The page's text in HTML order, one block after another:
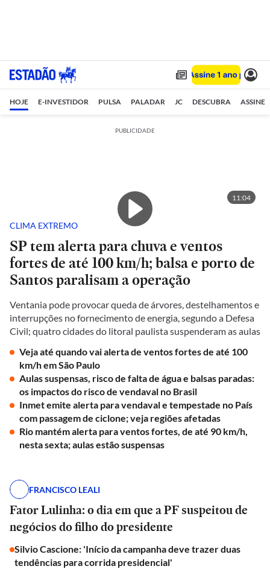
HOJE E-INVESTIDOR PULSA PALADAR JC DESCUBRA ASSINE
PUBLICIDADE
11:04
CLIMA EXTREMO
SP tem alerta para chuva e ventos
fortes de até 100 km/h; balsa e porto de
Santos paralisam a operação
Ventania pode provocar queda de árvores, destelhamentos e
interrupções no fornecimento de energia, segundo a Defesa
Civil; quatro cidades do litoral paulista suspenderam as aulas
Veja até quando vai alerta de ventos fortes de até 100
km/h em São Paulo
Aulas suspensas, risco de falta de água e balsas paradas:
os impactos do risco de vendaval no Brasil
Inmet emite alerta para vendaval e tempestade no País
com passagem de ciclone; veja regiões afetadas
Rio mantém alerta para ventos fortes, de até 90 km/h,
nesta sexta; aulas estão suspensas
FRANCISCO LEALI
Fator Lulinha: o dia em que a PF suspeitou de
negócios do filho do presidente
Silvio Cascione: 'Início da campanha deve trazer duas
tendências para corrida presidencial'